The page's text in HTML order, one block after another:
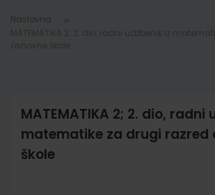
Naslovna
MATEMATIKA 2; 2. dio, radni
matematike za drugi razred
škole